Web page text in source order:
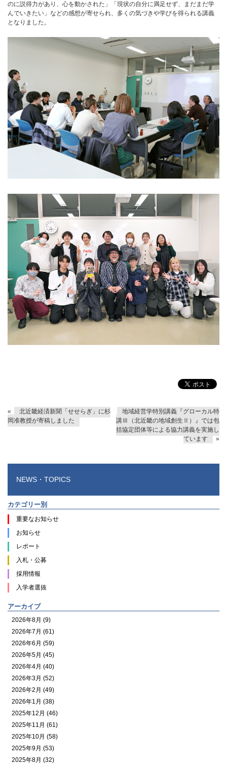
のに説得力があり、心を動かされた」「現状の自分に満足せず、まだまだ学
んでいきたい」などの感想が寄せられ、多くの気づきや学びを得られる講義
となりました。
«
北近畿経済新聞「せせらぎ」に杉
岡准教授が寄稿しました
地域経営学特別講義『グローカル特
講Ⅲ（北近畿の地域創生Ⅱ）』では包
括協定団体等による協力講義を実施し
ています
»
NEWS・TOPICS
カテゴリー別
重要なお知らせ
お知らせ
レポート
入札・公募
採用情報
入学者選抜
アーカイブ
2026年8月 (9)
2026年7月 (61)
2026年6月 (59)
2026年5月 (45)
2026年4月 (40)
2026年3月 (52)
2026年2月 (49)
2026年1月 (38)
2025年12月 (46)
2025年11月 (61)
2025年10月 (58)
2025年9月 (53)
2025年8月 (32)